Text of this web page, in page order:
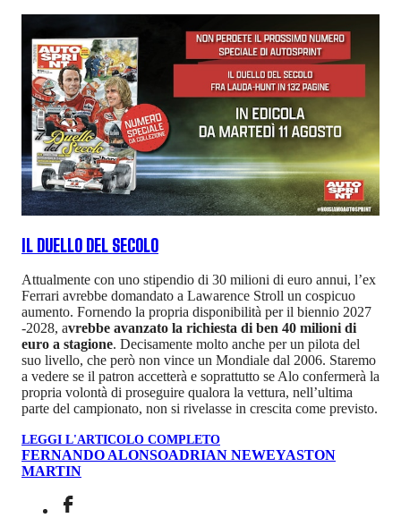
IL DUELLO DEL SECOLO
Attualmente con uno stipendio di 30 milioni di euro annui, l’ex
Ferrari avrebbe domandato a Lawarence Stroll un cospicuo
aumento. Fornendo la propria disponibilità per il biennio 2027
-2028, avrebbe avanzato la richiesta di ben 40 milioni di
euro a stagione. Decisamente molto anche per un pilota del
suo livello, che però non vince un Mondiale dal 2006. Staremo
a vedere se il patron accetterà e soprattutto se Alo confermerà la
propria volontà di proseguire qualora la vettura, nell’ultima
parte del campionato, non si rivelasse in crescita come previsto.
LEGGI L'ARTICOLO COMPLETO
FERNANDO ALONSOADRIAN NEWEYASTON
MARTIN